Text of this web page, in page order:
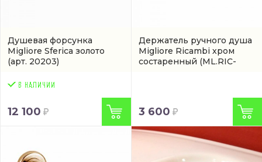
Душевая форсунка
Migliore Sferica золото
(арт. 20203)
12 100
Держатель ручного душа
Migliore Ricambi хром
состаренный (ML.RIC-
3 600